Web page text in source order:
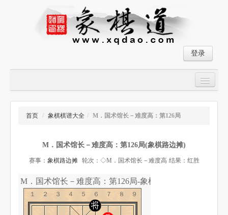
登录
大师对局
象棋小游戏
首页 / 象棋棋谱大全 / M．国术馆长－难度高：第126局
M．国术馆长－难度高：第126局(象棋路边摊)
赛事： 象棋路边摊 轮次：◇M．国术馆长－难度高 结果：红胜
M．国术馆长－难度高：第126局-象棋道
１２３４５６７８９